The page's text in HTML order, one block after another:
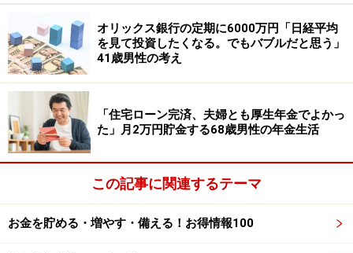
「返済期間や気軽に借りられてしまう点に
注意が必要」
カードローンを利用してみて「気軽に借入はできるけ
ど、計画的に返せる見込みがなければ借りない方がい
い。ただ、急な入り用があれば、（今後も）最終手段と
しては考えるかもしれない」という投稿者。
利用を考えている人には「返すアテがない方にはオスス
メしません。利息が高いので、しっかり考えて借入して
ください」とアドバイスを送ります。
オリックス銀行の定期に6000万円「日経平均
を見て投資したくなる。でもバブルだと思う」
41歳男性の考え
「住宅ローン完済、夫婦とも厚生年金でよかっ
た」月2万円貯金する68歳男性の年金生活
この記事に関連するテーマ
お金を貯める・増やす・備える！お得情報100